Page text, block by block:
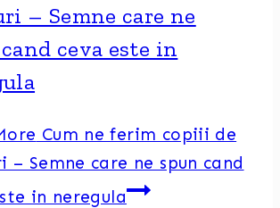
– Semne care ne
ceva este in
Cum ne ferim copiii de
– Semne care ne spun cand
in neregula